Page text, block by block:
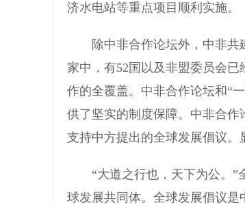
济水电站等重点项目顺利实施。
除中非合作论坛外，中非共建
家中，有52国以及非盟委员会
作的全覆盖。中非合作论坛和“
供了坚实的制度保障。中非合
支持中方提出的全球发展倡议。
“大道之行也，天下为公。”
球发展共同体。全球发展倡议